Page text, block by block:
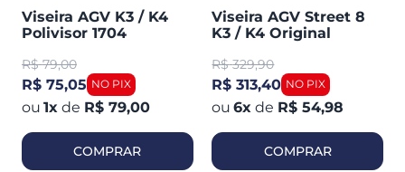
Viseira AGV K3 / K4
Polivisor 1704
R$ 79,00
R$ 75,05
1x de R$ 79,00
COMPRAR
Viseira AGV Street 8
K3 / K4 Original
R$ 329,90
R$ 313,40
6x de R$ 54,98
COMPRAR